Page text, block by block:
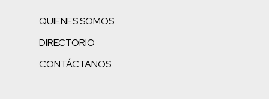
QUIENES SOMOS
DIRECTORIO
CONTÁCTANOS